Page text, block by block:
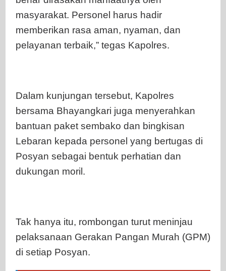
masyarakat. Personel harus hadir
memberikan rasa aman, nyaman, dan
pelayanan terbaik,” tegas Kapolres.
Dalam kunjungan tersebut, Kapolres
bersama Bhayangkari juga menyerahkan
bantuan paket sembako dan bingkisan
Lebaran kepada personel yang bertugas di
Posyan sebagai bentuk perhatian dan
dukungan moril.
Tak hanya itu, rombongan turut meninjau
pelaksanaan Gerakan Pangan Murah (GPM)
di setiap Posyan.